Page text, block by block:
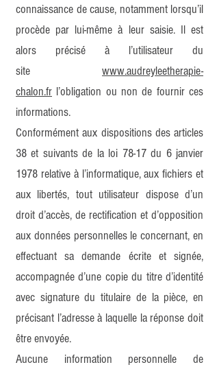
connaissance de cause, notamment lorsqu’il
procède par lui-même à leur saisie. Il est
alors précisé à l’utilisateur du
site www.audreyleetherapie-
chalon.fr l’obligation ou non de fournir ces
informations.
Conformément aux dispositions des articles
38 et suivants de la loi 78-17 du 6 janvier
1978 relative à l’informatique, aux fichiers et
aux libertés, tout utilisateur dispose d’un
droit d’accès, de rectification et d’opposition
aux données personnelles le concernant, en
effectuant sa demande écrite et signée,
accompagnée d’une copie du titre d’identité
avec signature du titulaire de la pièce, en
précisant l’adresse à laquelle la réponse doit
être envoyée.
Aucune information personnelle de